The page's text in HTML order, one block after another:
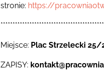
stronie: https://
Miejsce: Plac Strzelecki 25/
ZAPISY: